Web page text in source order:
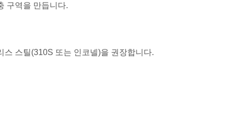
구역을 만듭니다.
스틸(310S 또는 인코넬)을 권장합니다.